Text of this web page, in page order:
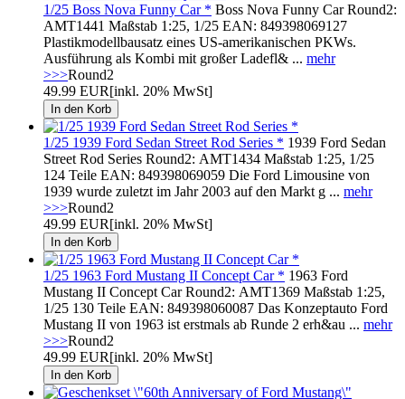
1/25 Boss Nova Funny Car * Boss Nova Funny Car Round2:
AMT1441 Maßstab 1:25, 1/25 EAN: 849398069127
Plastikmodellbausatz eines US-amerikanischen PKWs.
Ausführung als Kombi mit großer Ladefl& ... mehr
>>>Round2
49.99 EUR[inkl. 20% MwSt]
1/25 1939 Ford Sedan Street Rod Series * 1939 Ford Sedan
Street Rod Series Round2: AMT1434 Maßstab 1:25, 1/25
124 Teile EAN: 849398069059 Die Ford Limousine von
1939 wurde zuletzt im Jahr 2003 auf den Markt g ... mehr
>>>Round2
49.99 EUR[inkl. 20% MwSt]
1/25 1963 Ford Mustang II Concept Car * 1963 Ford
Mustang II Concept Car Round2: AMT1369 Maßstab 1:25,
1/25 130 Teile EAN: 849398060087 Das Konzeptauto Ford
Mustang II von 1963 ist erstmals ab Runde 2 erh&au ... mehr
>>>Round2
49.99 EUR[inkl. 20% MwSt]